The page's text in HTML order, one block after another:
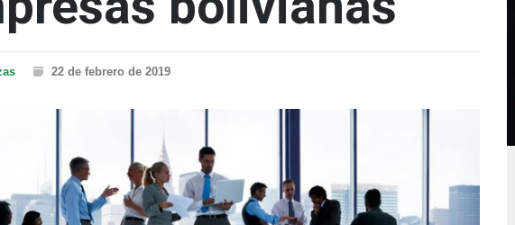
22 de febrero de 2019